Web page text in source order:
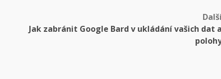
Jak zabránit Google Bard v ukládání vašich dat a